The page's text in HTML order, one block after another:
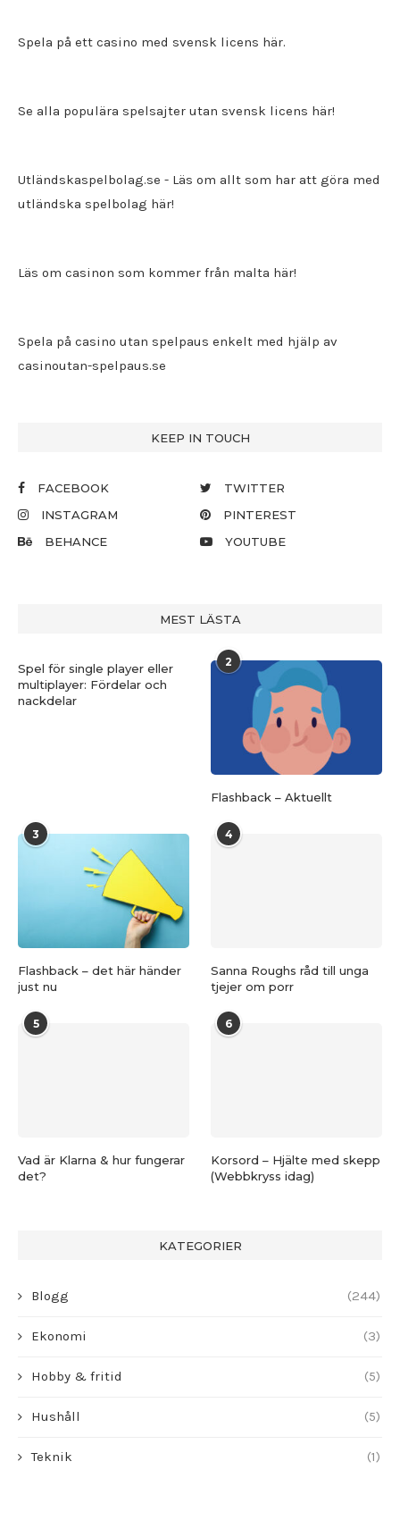
Spela på ett casino med svensk licens här.
Se alla populära spelsajter utan svensk licens här!
Utländskaspelbolag.se - Läs om allt som har att göra med
utländska spelbolag här!
Läs om casinon som kommer från malta här!
Spela på casino utan spelpaus enkelt med hjälp av
casinoutan-spelpaus.se
KEEP IN TOUCH
FACEBOOK
TWITTER
INSTAGRAM
PINTEREST
BEHANCE
YOUTUBE
MEST LÄSTA
Spel för single player eller
multiplayer: Fördelar och
nackdelar
2
Flashback – Aktuellt
3
Flashback – det här händer
just nu
4
Sanna Roughs råd till unga
tjejer om porr
5
Vad är Klarna & hur fungerar
det?
6
Korsord – Hjälte med skepp
(Webbkryss idag)
KATEGORIER
Blogg (244)
Ekonomi (3)
Hobby & fritid (5)
Hushåll (5)
Teknik (1)